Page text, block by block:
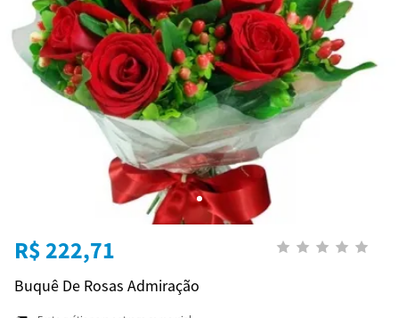
R$ 222,71
Buquê De Rosas Admiração